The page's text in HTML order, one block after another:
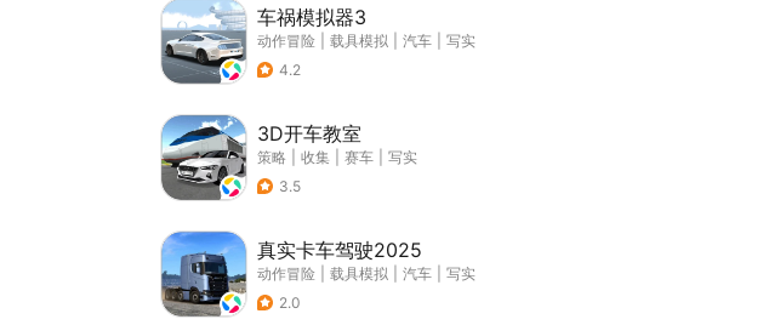
车祸模拟器3
动作冒险 载具模拟 汽车
写实
4.2
3D开车教室
策略 收集 赛车
写实
3.5
真实卡车驾驶2025
动作冒险 载具模拟 汽车
写实
2.0